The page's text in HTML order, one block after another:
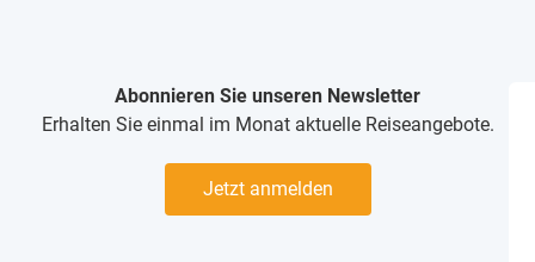
Abonnieren Sie unseren Newsletter
Erhalten Sie einmal im Monat aktuelle Reiseangebote.
Jetzt anmelden